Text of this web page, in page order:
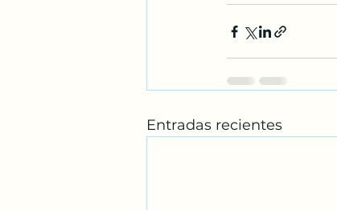
Entradas recientes